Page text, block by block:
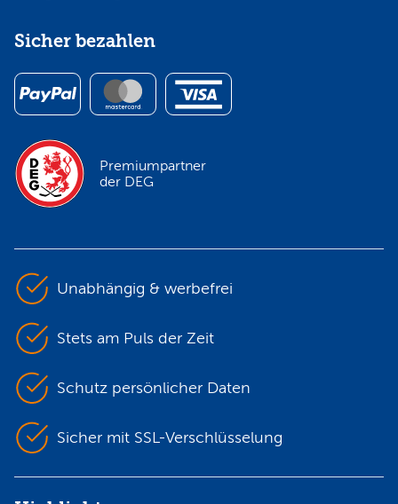
Sicher bezahlen
Premiumpartner
der DEG
Unabhängig & werbefrei
Stets am Puls der Zeit
Schutz persönlicher Daten
Sicher mit SSL-Verschlüsselung